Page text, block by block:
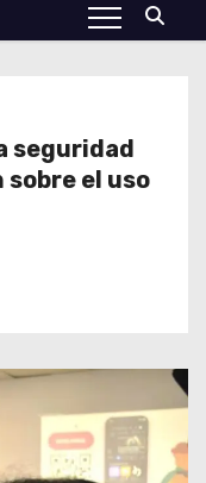
seguridad
el uso